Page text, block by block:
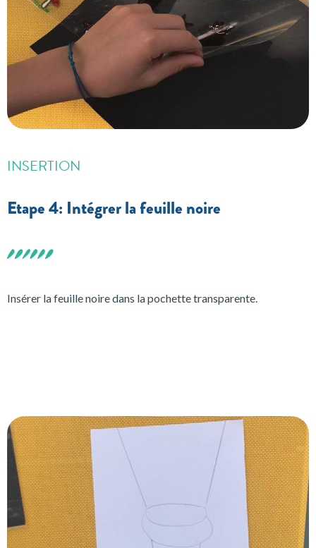
INSERTION
Etape 4: Intégrer la feuille noire
Insérer la feuille noire dans la pochette transparente.